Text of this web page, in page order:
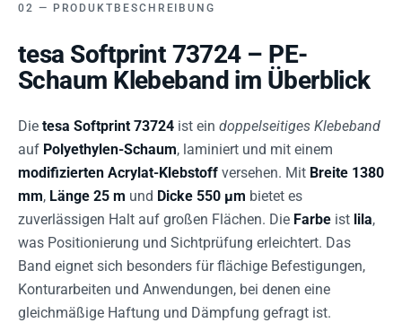
PRODUKTBESCHREIBUNG
tesa Softprint 73724 – PE-
Schaum Klebeband im Überblick
Die tesa Softprint 73724 ist ein doppelseitiges Klebeband
auf Polyethylen-Schaum, laminiert und mit einem
modifizierten Acrylat-Klebstoff versehen. Mit Breite 1380
mm, Länge 25 m und Dicke 550 µm bietet es
zuverlässigen Halt auf großen Flächen. Die Farbe ist lila,
was Positionierung und Sichtprüfung erleichtert. Das
Band eignet sich besonders für flächige Befestigungen,
Konturarbeiten und Anwendungen, bei denen eine
gleichmäßige Haftung und Dämpfung gefragt ist.